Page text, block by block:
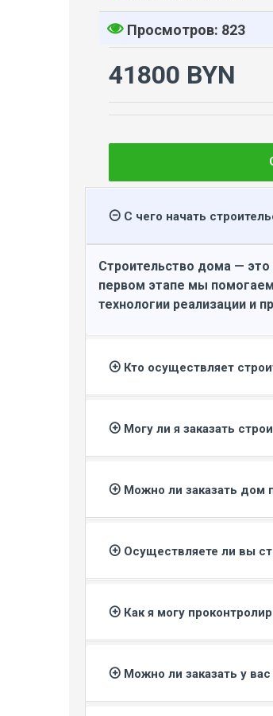
Просмотров: 823
41800 BYN
С чего начать
Строительство дома —
первом этапе мы
технологии реализации и
Кто осуществляет
Могу ли я заказать
Можно ли заказать дом
Осуществляете ли вы
Как я могу
Можно ли заказать у